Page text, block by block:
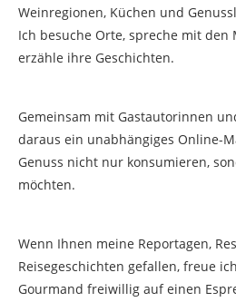
Weinregionen, Küchen und
Ich besuche Orte, spreche mit
erzähle ihre Geschichten.
Gemeinsam mit Gastautorinnen
daraus ein unabhängiges Online-
Genuss nicht nur konsumieren,
möchten.
Wenn Ihnen meine Reportagen,
Reisegeschichten gefallen, freue
Gourmand freiwillig auf einen